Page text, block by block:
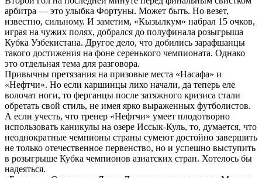
арбитра — это улыбка Фортуны. Может быть. Но везет,
известно, сильному. И заметим, «Кызылкум» набрал 15 очков,
играя на чужих полях, добрался до полуфинала розыгрыша
Кубка Узбекистана. Другое дело, что добились зарафшанцы
такого достижения на фоне серенького чемпионата. Однако
это отдельная тема для разговора.
Привычны претязания на призовые места «Насафа» и
«Нефтчи». Но если каршинцы лихо начали, да теперь еле
волочат ноги, то ферганцы после затяжного кризиса стали
обретать свой стиль, не имея ярко выраженных футболистов.
А если учесть, что тренер «Нефтчи» умеет плодотворно
использовать каникулы на озере Иссык-Куль, то, думается, что
неоднократные чемпионы страны сумеют достойно завершить
не только отечественное первенство, но и успешно выступить
в розыгрыше Кубка чемпионов азиатских стран. Хотелось бы
надеяться.